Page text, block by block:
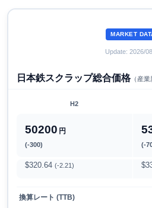
MARKET
Update: 2026/
日本鉄スクラップ総合価格（産業
H2
50200 円
(-300) (-
$320.64 (-2.21)
換算レート (TTB)